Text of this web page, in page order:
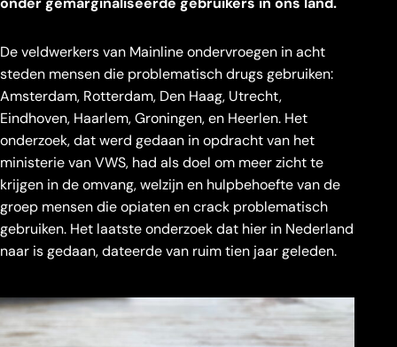
De veldwerkers van Mainline ondervroegen in acht
steden mensen die problematisch drugs gebruiken:
Amsterdam, Rotterdam, Den Haag, Utrecht,
Eindhoven, Haarlem, Groningen, en Heerlen. Het
onderzoek, dat werd gedaan in opdracht van het
ministerie van VWS, had als doel om meer zicht te
krijgen in de omvang, welzijn en hulpbehoefte van de
groep mensen die opiaten en crack problematisch
gebruiken. Het laatste onderzoek dat hier in Nederland
naar is gedaan, dateerde van ruim tien jaar geleden.